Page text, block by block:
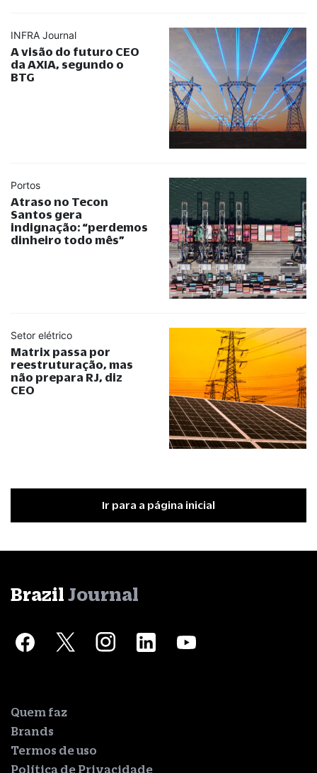
INFRA Journal
A visão do futuro CEO
da AXIA, segundo o
BTG
Portos
Atraso no Tecon
Santos gera
indignação: “perdemos
dinheiro todo mês”
Setor elétrico
Matrix passa por
reestruturação, mas
não prepara RJ, diz
CEO
Ir para a página inicial
Brazil Journal
Quem faz
Brands
Termos de uso
Política de Privacidade